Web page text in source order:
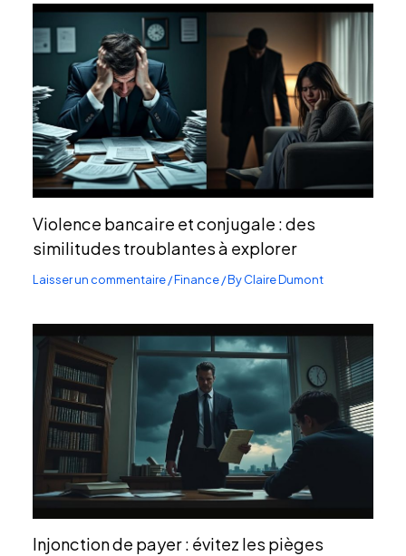
Violence bancaire et conjugale : des
similitudes troublantes à explorer
Laisser un commentaire/Finance/ ByClaire Dumont
Injonction de payer : évitez les pièges